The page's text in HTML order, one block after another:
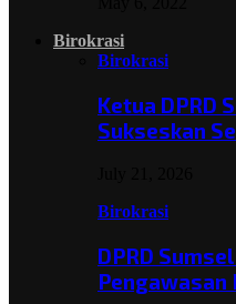
Birokrasi
Birokrasi
Ketua DPRD
Sukseskan
Birokrasi
DPRD
Pengawasan